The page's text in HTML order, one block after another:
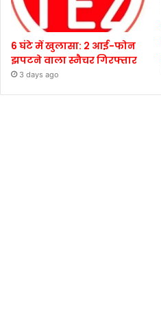
6 घंटे में खुलासा: 2 आई-फोन
झपटने वाला स्नैचर गिरफ्तार
3 days ago